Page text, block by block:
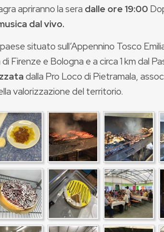
apriranno la sera dalle ore 19:00
dal vivo.
situato sull’Appennino Tosco
Firenze e Bologna e a circa 1 km dal
dalla Pro Loco di Pietramala,
valorizzazione del territorio.